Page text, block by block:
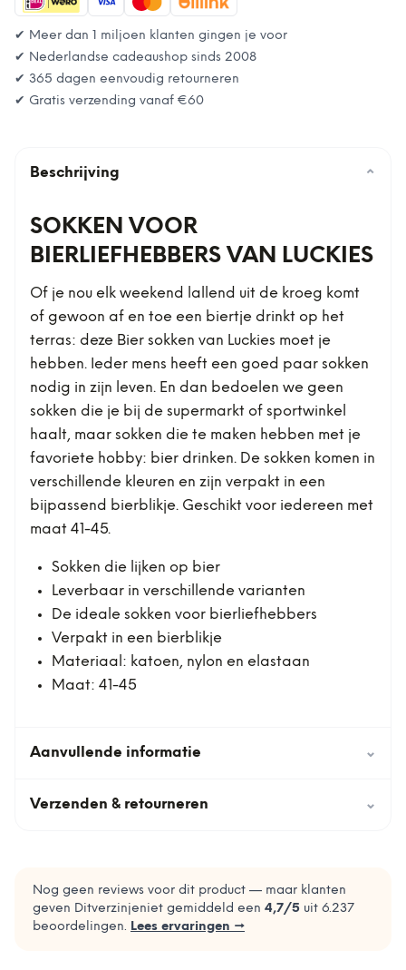
✔ Meer dan 1 miljoen klanten gingen je voor
✔ Nederlandse cadeaushop sinds 2008
✔ 365 dagen eenvoudig retourneren
✔ Gratis verzending vanaf €60
Beschrijving ⌄
SOKKEN VOOR
BIERLIEFHEBBERS VAN LUCKIES
Of je nou elk weekend lallend uit de kroeg komt
of gewoon af en toe een biertje drinkt op het
terras: deze Bier sokken van Luckies moet je
hebben. Ieder mens heeft een goed paar sokken
nodig in zijn leven. En dan bedoelen we geen
sokken die je bij de supermarkt of sportwinkel
haalt, maar sokken die te maken hebben met je
favoriete hobby: bier drinken. De sokken komen in
verschillende kleuren en zijn verpakt in een
bijpassend bierblikje. Geschikt voor iedereen met
maat 41-45.
Sokken die lijken op bier
Leverbaar in verschillende varianten
De ideale sokken voor bierliefhebbers
Verpakt in een bierblikje
Materiaal: katoen, nylon en elastaan
Maat: 41-45
Aanvullende informatie ⌄
Verzenden & retourneren ⌄
Nog geen reviews voor dit product — maar klanten
geven Ditverzinjeniet gemiddeld een 4,7/5 uit 6.237
beoordelingen. Lees ervaringen →